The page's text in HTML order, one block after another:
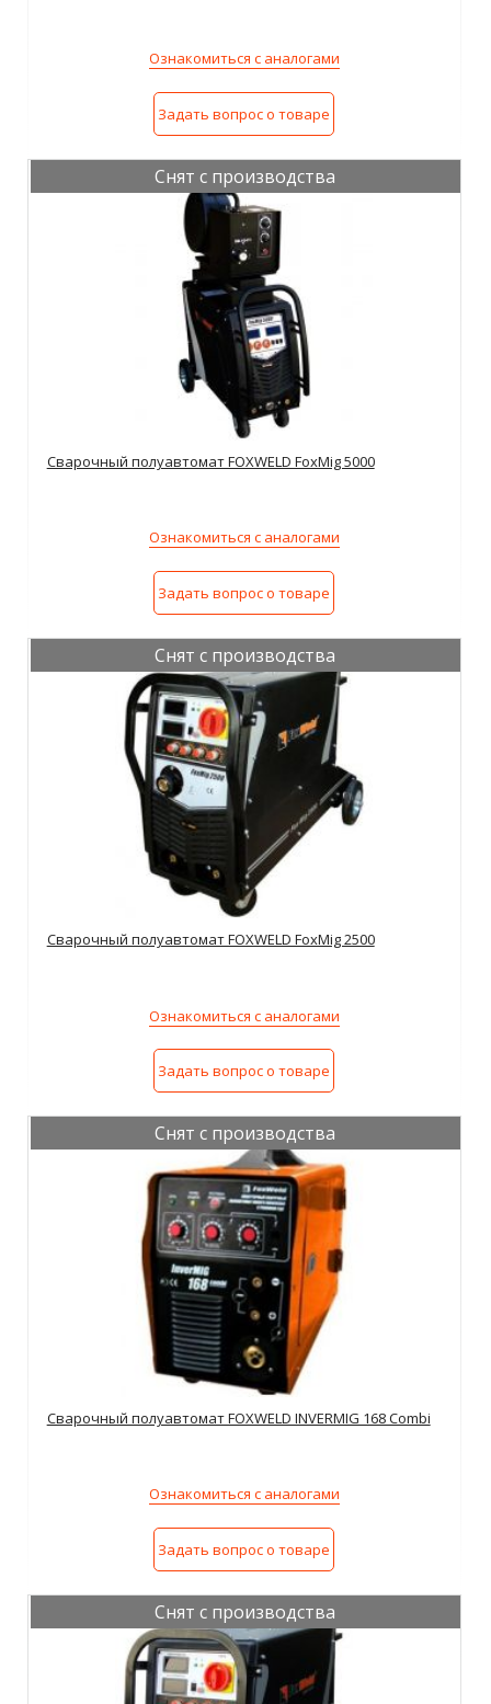
Ознакомиться с аналогами
Задать вопрос о товаре
Снят с производства
Сварочный полуавтомат FOXWELD FoxMig 5000
Ознакомиться с аналогами
Задать вопрос о товаре
Снят с производства
Сварочный полуавтомат FOXWELD FoxMig 2500
Ознакомиться с аналогами
Задать вопрос о товаре
Снят с производства
Сварочный полуавтомат FOXWELD INVERMIG 168 Combi
Ознакомиться с аналогами
Задать вопрос о товаре
Снят с производства